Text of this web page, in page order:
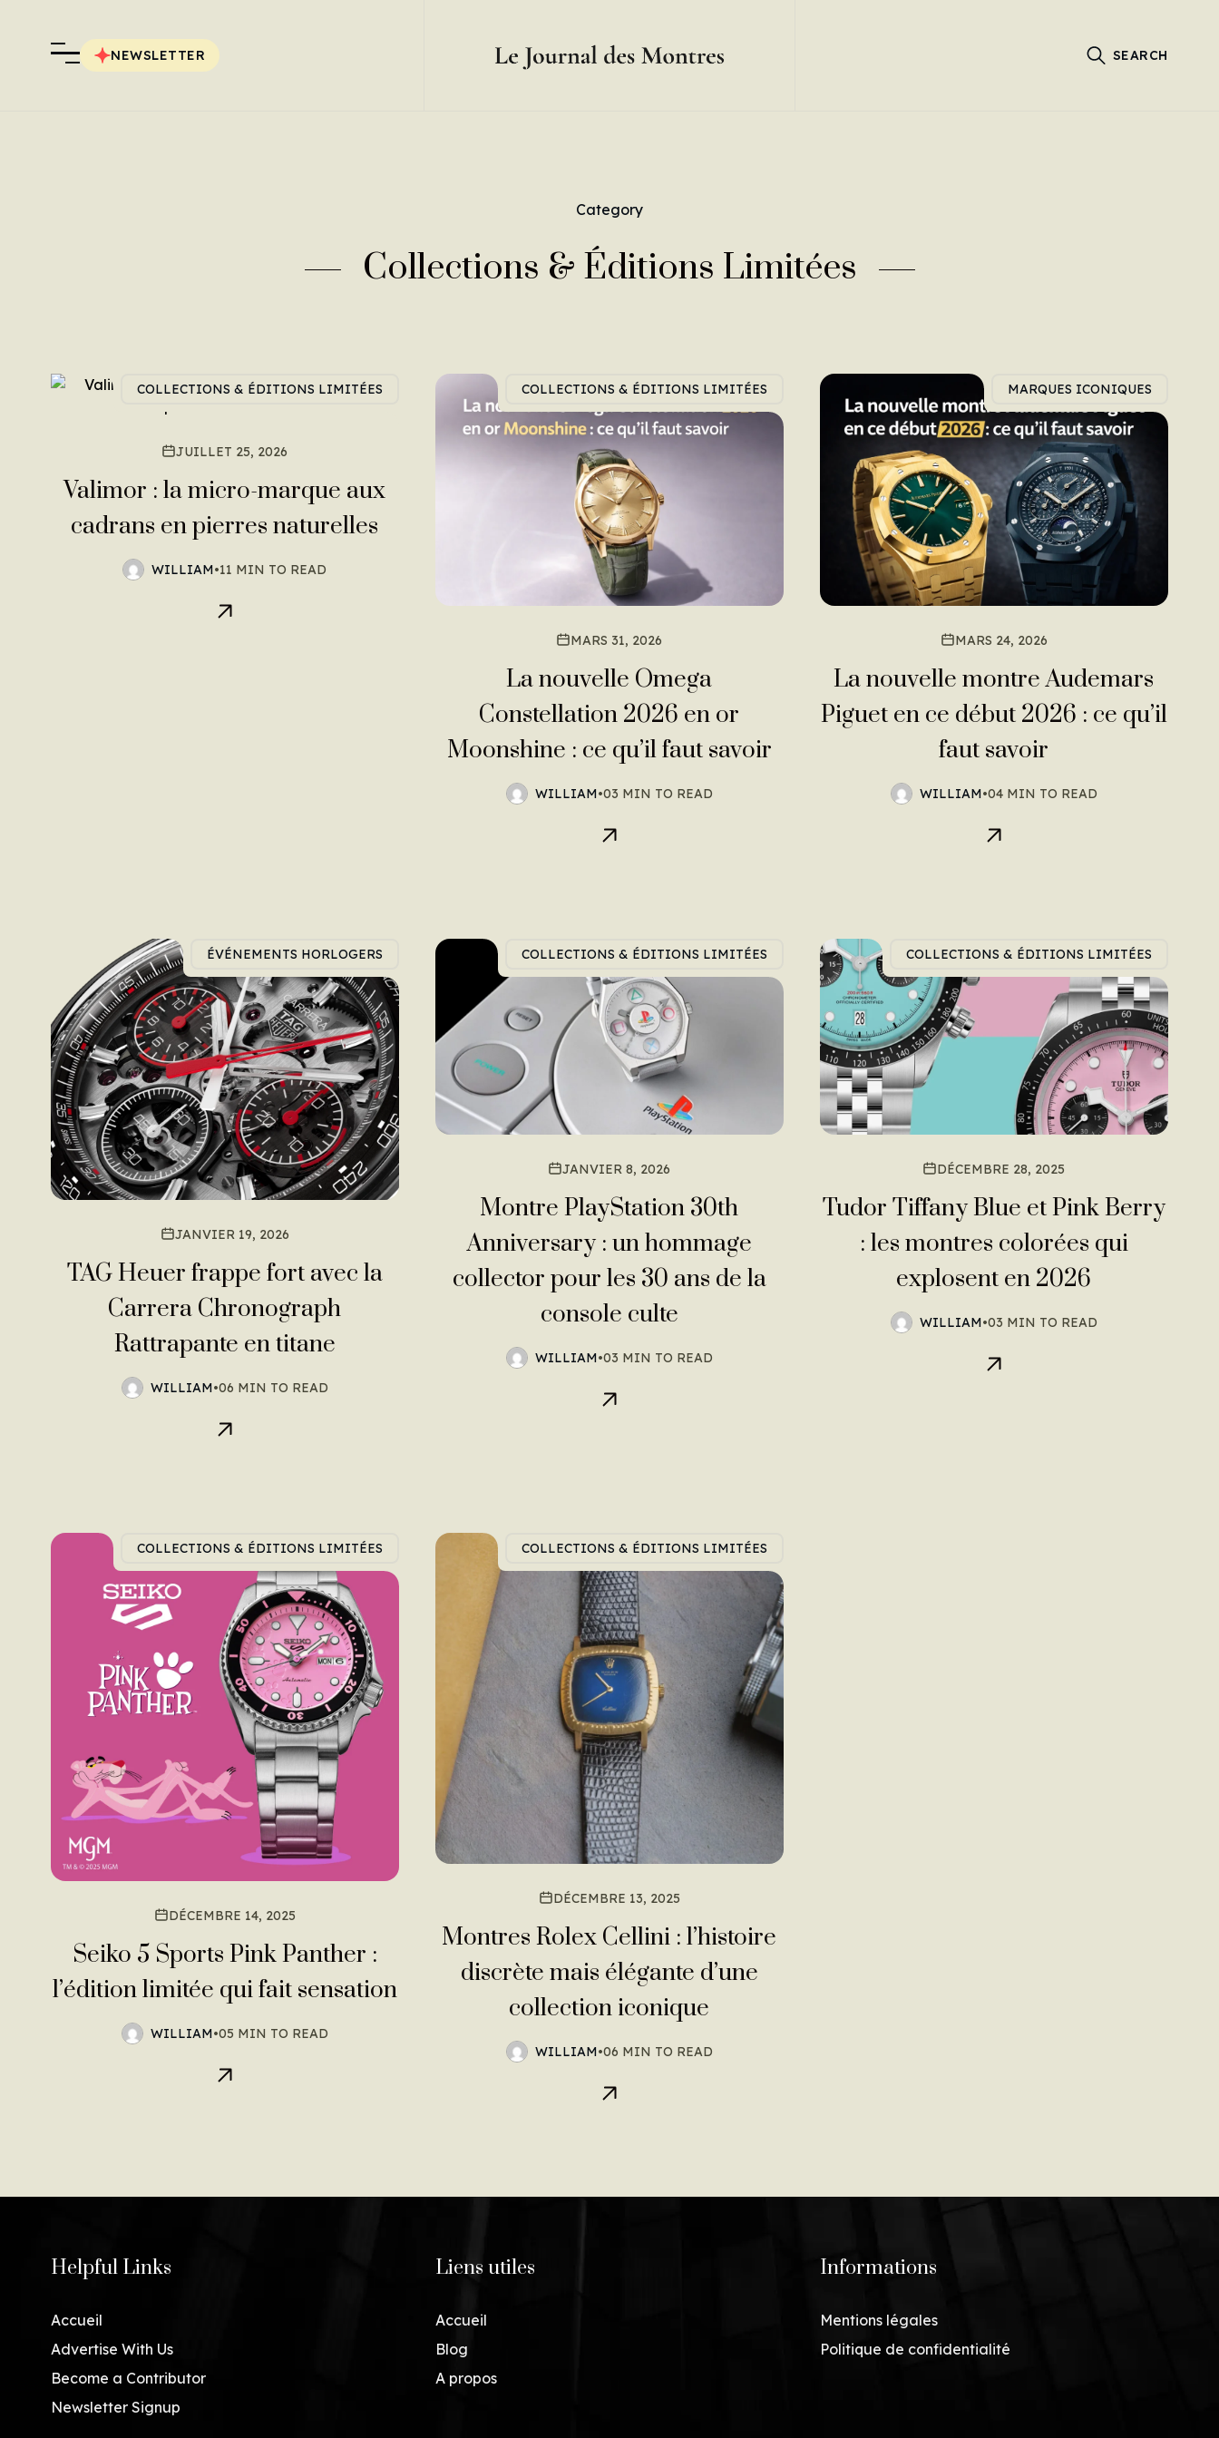
NEWSLETTER SEARCH
Category
Collections & Éditions Limitées
COLLECTIONS & ÉDITIONS LIMITÉES
JUILLET 25, 2026
Valimor : la micro-marque aux
cadrans en pierres naturelles
WILLIAM•11 MIN TO READ
COLLECTIONS & ÉDITIONS LIMITÉES
MARS 31, 2026
La nouvelle Omega
Constellation 2026 en or
Moonshine : ce qu’il faut savoir
WILLIAM•03 MIN TO READ
MARQUES ICONIQUES
MARS 24, 2026
La nouvelle montre Audemars
Piguet en ce début 2026 : ce qu’il
faut savoir
WILLIAM•04 MIN TO READ
ÉVÉNEMENTS HORLOGERS
JANVIER 19, 2026
TAG Heuer frappe fort avec la
Carrera Chronograph
Rattrapante en titane
WILLIAM•06 MIN TO READ
COLLECTIONS & ÉDITIONS LIMITÉES
JANVIER 8, 2026
Montre PlayStation 30th
Anniversary : un hommage
collector pour les 30 ans de la
console culte
WILLIAM•03 MIN TO READ
COLLECTIONS & ÉDITIONS LIMITÉES
DÉCEMBRE 28, 2025
Tudor Tiffany Blue et Pink Berry
: les montres colorées qui
explosent en 2026
WILLIAM•03 MIN TO READ
COLLECTIONS & ÉDITIONS LIMITÉES
DÉCEMBRE 14, 2025
Seiko 5 Sports Pink Panther :
l’édition limitée qui fait sensation
WILLIAM•05 MIN TO READ
COLLECTIONS & ÉDITIONS LIMITÉES
DÉCEMBRE 13, 2025
Montres Rolex Cellini : l’histoire
discrète mais élégante d’une
collection iconique
WILLIAM•06 MIN TO READ
Helpful Links
Accueil
Advertise With Us
Become a Contributor
Newsletter Signup
Liens utiles
Accueil
Blog
A propos
Informations
Mentions légales
Politique de confidentialité